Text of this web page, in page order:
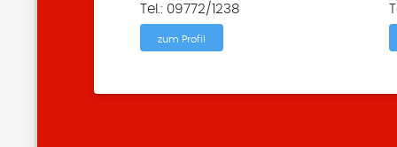
Tel.: 09772/1238
zum Profil